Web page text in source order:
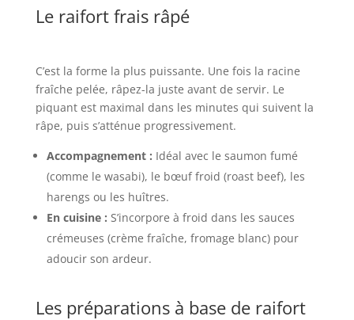
Le raifort frais râpé
C’est la forme la plus puissante. Une fois la racine
fraîche pelée, râpez-la juste avant de servir. Le
piquant est maximal dans les minutes qui suivent la
râpe, puis s’atténue progressivement.
Accompagnement : Idéal avec le saumon fumé
(comme le wasabi), le bœuf froid (roast beef), les
harengs ou les huîtres.
En cuisine : S’incorpore à froid dans les sauces
crémeuses (crème fraîche, fromage blanc) pour
adoucir son ardeur.
Les préparations à base de raifort